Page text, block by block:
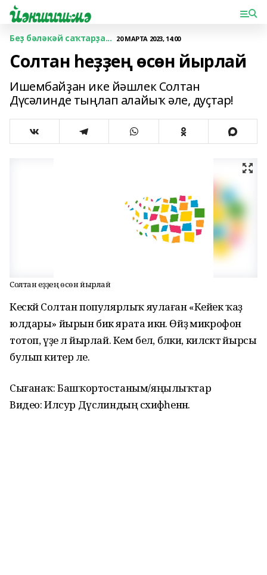
Беҙ бәләкәй саҡтарҙа... 20 МАРТА 2023, 14:00
Солтан һеҙҙең өсөн йырлай
Ишембайҙан ике йәшлек Солтан
Дүсәлинде тыңлап алайыҡ әле, дуҫтар!
Солтан һеҙҙең өсөн йырлай
Кескәй Солтан популярлыҡ яулаған «Кейек ҡаҙ
юлдары» йырын бик ярата икән. Өйҙә микрофон
тотоп, үҙе лә йырлай. Кем белә, бәлки, киләсәктә йырсы
булып китер әле.
Сығанаҡ: Башҡортостаным/яңылыҡтар
Видео: Илсур Дүсәлиндың сәхифәһенән.